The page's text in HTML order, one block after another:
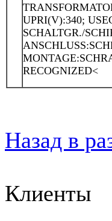
UPRI(V):340;
SCHALTGR./
RECOGNIZED<
Назад в
Клиенты